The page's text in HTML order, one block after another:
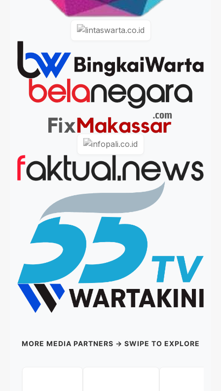
MORE MEDIA PARTNERS → SWIPE TO EXPLORE